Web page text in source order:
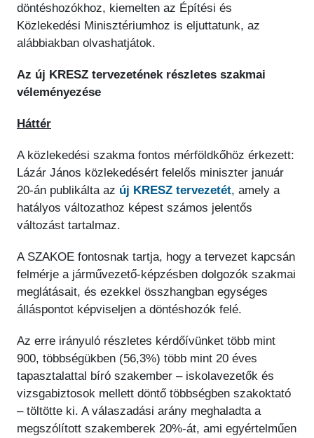
döntéshozókhoz, kiemelten az Építési és
Közlekedési Minisztériumhoz is eljuttatunk, az
alábbiakban olvashatjátok.
Az új KRESZ tervezetének részletes szakmai
véleményezése
Háttér
A közlekedési szakma fontos mérföldkőhöz érkezett:
Lázár János közlekedésért felelős miniszter január
20-án publikálta az új KRESZ tervezetét, amely a
hatályos változathoz képest számos jelentős
változást tartalmaz.
A SZAKOE fontosnak tartja, hogy a tervezet kapcsán
felmérje a járművezető-képzésben dolgozók szakmai
meglátásait, és ezekkel összhangban egységes
álláspontot képviseljen a döntéshozók felé.
Az erre irányuló részletes kérdőívünket több mint
900, többségükben (56,3%) több mint 20 éves
tapasztalattal bíró szakember – iskolavezetők és
vizsgabiztosok mellett döntő többségben szakoktató
– töltötte ki. A válaszadási arány meghaladta a
megszólított szakemberek 20%-át, ami egyértelműen